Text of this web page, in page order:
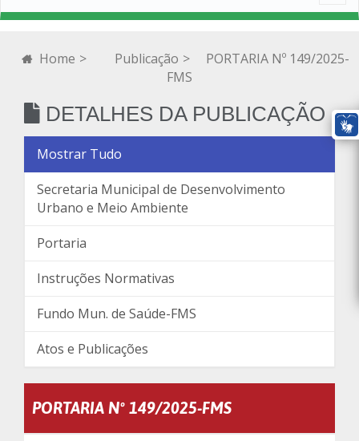
Home > Publicação >
PORTARIA Nº 149/2025-
FMS
DETALHES DA PUBLICAÇÃO
Mostrar Tudo
Secretaria Municipal de Desenvolvimento
Urbano e Meio Ambiente
Portaria
Instruções Normativas
Fundo Mun. de Saúde-FMS
Atos e Publicações
PORTARIA Nº 149/2025-FMS